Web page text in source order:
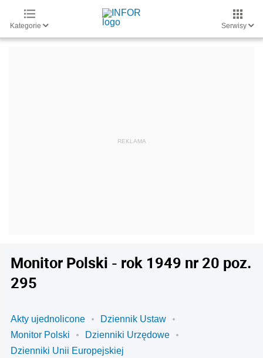
Kategorie Serwisy
Monitor Polski - rok 1949 nr 20 poz.
295
Akty ujednolicone
Dziennik Ustaw
Monitor Polski
Dzienniki Urzędowe
Dzienniki Unii Europejskiej